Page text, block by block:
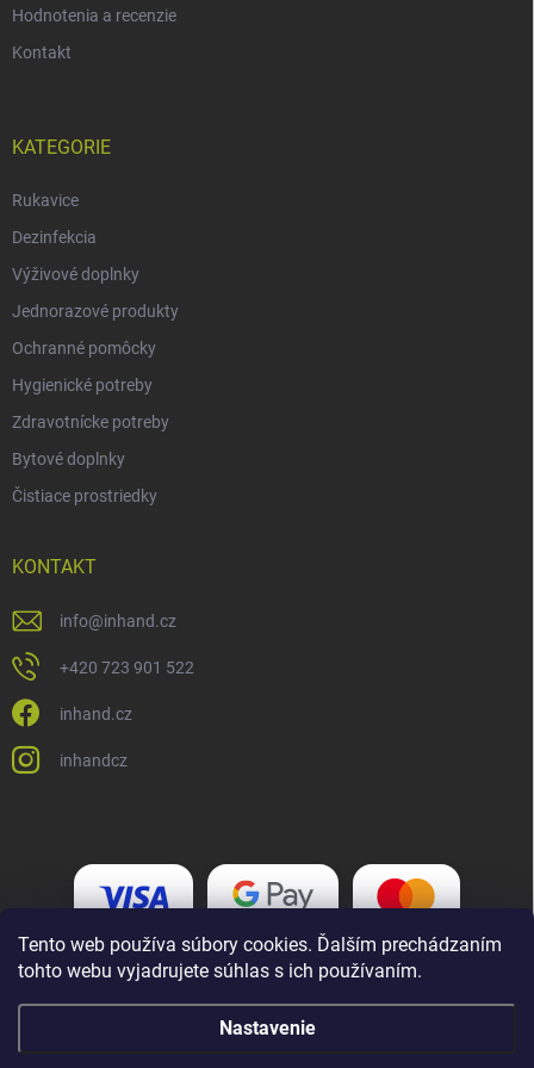
Tento web používa súbory cookies. Ďalším prechádzaním
tohto webu vyjadrujete súhlas s ich používaním.
Nastavenie
Hodnotenia a recenzie
Kontakt
KATEGORIE
Rukavice
Dezinfekcia
Výživové doplnky
Jednorazové produkty
Ochranné pomôcky
Hygienické potreby
Zdravotnícke potreby
Bytové doplnky
Čistiace prostriedky
KONTAKT
info@inhand.cz
+420 723 901 522
inhand.cz
inhandcz